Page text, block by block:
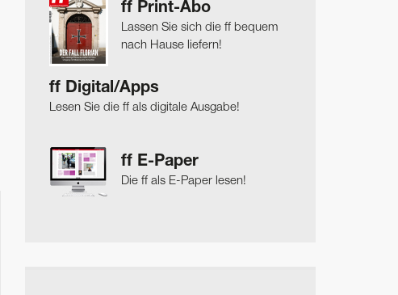
ff Print-Abo
Lassen Sie sich die ff bequem
nach Hause liefern!
ff Digital/Apps
Lesen Sie die ff als digitale Ausgabe!
ff E-Paper
Die ff als E-Paper lesen!